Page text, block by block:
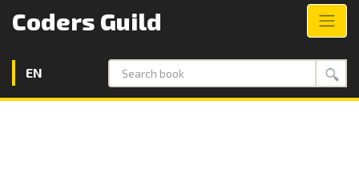
Coders Guild
EN
Search